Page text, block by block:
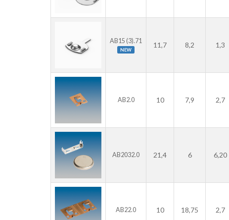
AB15 (3).71
NEW
11,7 8,2 1,3
AB2.0 10 7,9 2,7
AB2032.0 21,4 6 6,20
AB22.0 10 18,75 2,7